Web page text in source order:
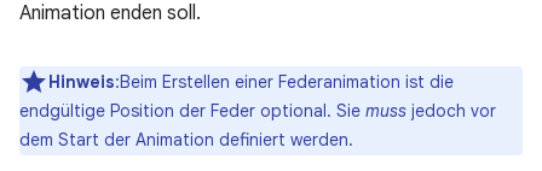
Animation enden soll.
Hinweis:Beim Erstellen einer Federanimation ist die
endgültige Position der Feder optional. Sie muss jedoch vor
dem Start der Animation definiert werden.